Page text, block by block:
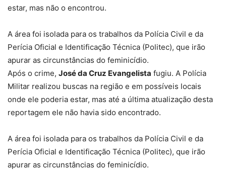
estar, mas não o encontrou.
A área foi isolada para os trabalhos da Polícia Civil e da
Perícia Oficial e Identificação Técnica (Politec), que irão
apurar as circunstâncias do feminicídio.
Após o crime, José da Cruz Evangelista fugiu. A Polícia
Militar realizou buscas na região e em possíveis locais
onde ele poderia estar, mas até a última atualização desta
reportagem ele não havia sido encontrado.
A área foi isolada para os trabalhos da Polícia Civil e da
Perícia Oficial e Identificação Técnica (Politec), que irão
apurar as circunstâncias do feminicídio.